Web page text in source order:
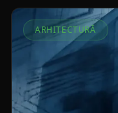
ARHITECTURĂ